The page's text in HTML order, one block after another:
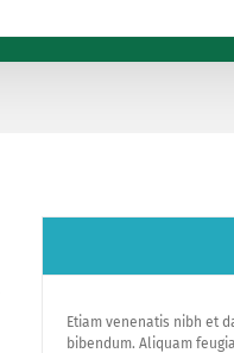
Etiam venenatis nibh et
bibendum. Aliquam